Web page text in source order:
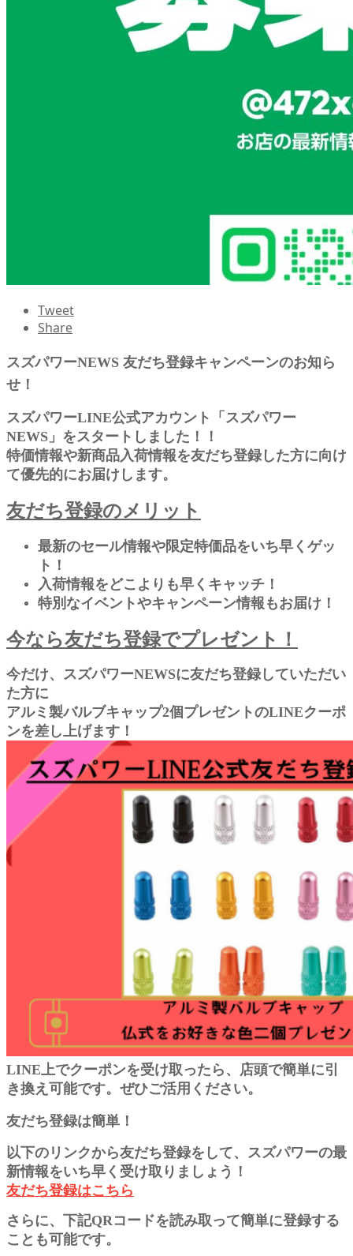
Tweet
Share
スズパワーNEWS 友だち登録キャンペーンのお知ら
せ！
スズパワーLINE公式アカウント「スズパワー
NEWS」をスタートしました！！
特価情報や新商品入荷情報を友だち登録した方に向け
て優先的にお届けします。
友だち登録のメリット
最新のセール情報や限定特価品をいち早くゲッ
ト！
入荷情報をどこよりも早くキャッチ！
特別なイベントやキャンペーン情報もお届け！
今なら友だち登録でプレゼント！
今だけ、スズパワーNEWSに友だち登録していただい
た方に
アルミ製バルブキャップ2個プレゼントのLINEクーポ
ンを差し上げます！
LINE上でクーポンを受け取ったら、店頭で簡単に引
き換え可能です。ぜひご活用ください。
友だち登録は簡単！
以下のリンクから友だち登録をして、スズパワーの最
新情報をいち早く受け取りましょう！
友だち登録はこちら
さらに、下記QRコードを読み取って簡単に登録する
ことも可能です。